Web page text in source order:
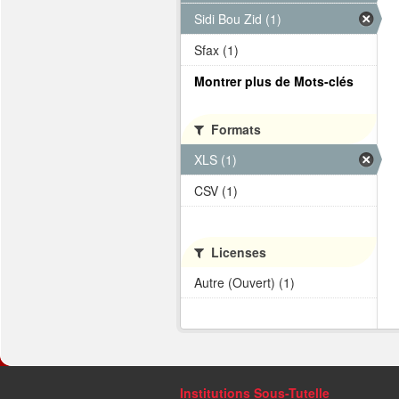
Sidi Bou Zid (1)
Sfax (1)
Montrer plus de Mots-clés
Formats
XLS (1)
CSV (1)
Licenses
Autre (Ouvert) (1)
Institutions Sous-Tutelle